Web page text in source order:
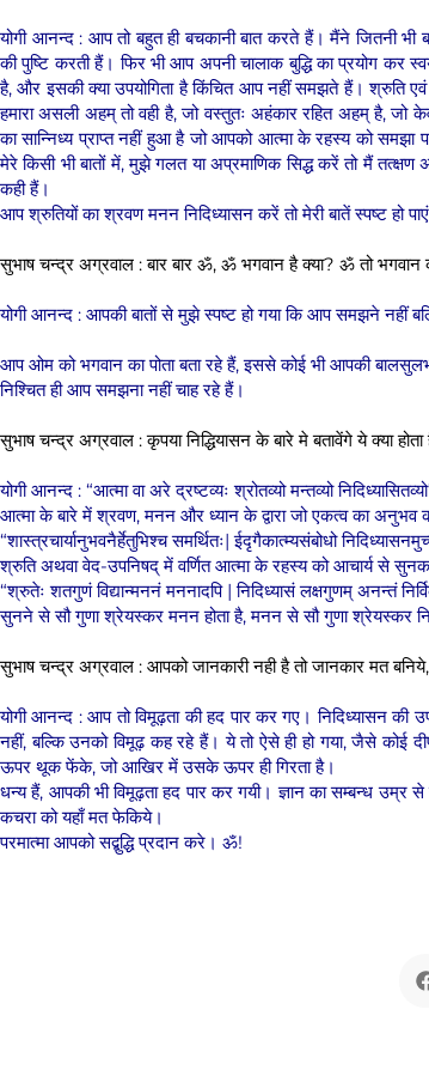
योगी आनन्द : आप तो बहुत ही बचकानी बात करते हैं। मैंने जितनी भी
की पुष्टि करती हैं। फिर भी आप अपनी चालाक बुद्धि का प्रयोग
है, और इसकी क्या उपयोगिता है किंचित आप नहीं समझते हैं। श्रुति
हमारा असली अहम् तो वही है, जो वस्तुतः अहंकार रहित अहम् है, जो
का सान्निध्य प्राप्त नहीं हुआ है जो आपको आत्मा के रहस्य को समझा
मेरे किसी भी बातों में, मुझे गलत या अप्रमाणिक सिद्ध करें तो मैं
कही हैं।
आप श्रुतियों का श्रवण मनन निदिध्यासन करें तो मेरी बातें स्पष्ट हो
सुभाष चन्द्र अग्रवाल : बार बार ॐ, ॐ भगवान है क्या? ॐ तो भगवान
योगी आनन्द : आपकी बातों से मुझे स्पष्ट हो गया कि आप समझने नहीं
आप ओम को भगवान का पोता बता रहे हैं, इससे कोई भी आपकी
निश्चित ही आप समझना नहीं चाह रहे हैं।
सुभाष चन्द्र अग्रवाल : कृपया निद्धियासन के बारे मे बतावेंगे ये क्या होता
योगी आनन्द : “आत्मा वा अरे द्रष्टव्यः श्रोतव्यो मन्तव्यो
आत्मा के बारे में श्रवण, मनन और ध्यान के द्वारा जो एकत्व का
“शास्त्रचार्यानुभवनैर्हेतुभिश्च समर्थितः| ईदृगैकात्म्यसंबोधो
श्रुति अथवा वेद-उपनिषद् में वर्णित आत्मा के रहस्य को आचार्य से
“श्रुतेः शतगुणं विद्यान्मननं मननादपि | निदिध्यासं लक्षगुणम् अनन्तं
सुनने से सौ गुणा श्रेयस्कर मनन होता है, मनन से सौ गुणा श्रेयस्कर
सुभाष चन्द्र अग्रवाल : आपको जानकारी नही है तो जानकार मत बनिये,
योगी आनन्द : आप तो विमूढ़ता की हद पार कर गए। निदिध्यासन की
नहीं, बल्कि उनको विमूढ़ कह रहे हैं। ये तो ऐसे ही हो गया, जैसे कोई
ऊपर थूक फेंके, जो आखिर में उसके ऊपर ही गिरता है।
धन्य हैं, आपकी भी विमूढ़ता हद पार कर गयी। ज्ञान का सम्बन्ध
कचरा को यहाँ मत फेकिये।
परमात्मा आपको सद्बुद्धि प्रदान करे। ॐ!